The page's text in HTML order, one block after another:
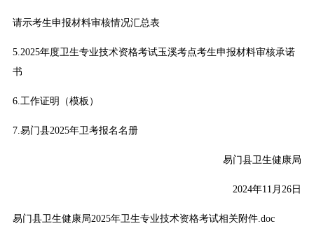
请示考生申报材料审核情况汇总表
5.2025年度卫生专业技术资格考试玉溪考点考生申报材料审核承诺
书
6.工作证明（模板）
7.易门县2025年卫考报名名册
易门县卫生健康局
2024年11月26日
易门县卫生健康局2025年卫生专业技术资格考试相关附件.doc